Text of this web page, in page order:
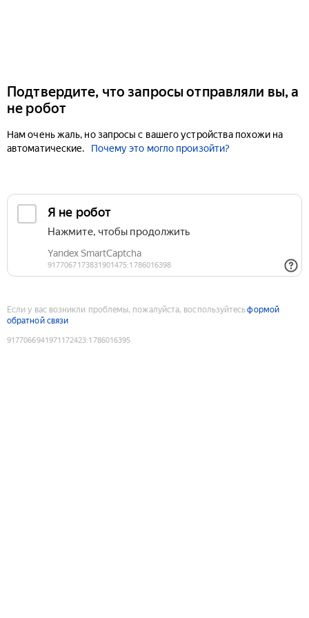
Подтвердите, что запросы отправляли вы, а
не робот
Нам очень жаль, но запросы с вашего устройства похожи на
автоматические.
Почему это могло произойти?
Если у вас возникли проблемы, пожалуйста, воспользуйтесьформой
обратной связи
9177066941971172423:1786016395